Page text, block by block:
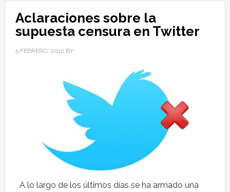
Aclaraciones sobre la
supuesta censura en Twitter
5 FEBRERO, 2012 BY
A lo largo de los últimos días se ha armado una